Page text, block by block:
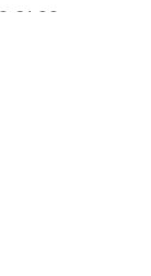
21:00